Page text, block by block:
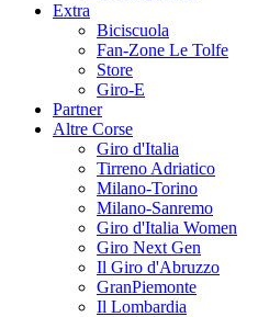
Extra
Biciscuola
Fan-Zone Le Tolfe
Store
Giro-E
Partner
Altre Corse
Giro d'Italia
Tirreno Adriatico
Milano-Torino
Milano-Sanremo
Giro d'Italia Women
Giro Next Gen
Il Giro d'Abruzzo
GranPiemonte
Il Lombardia